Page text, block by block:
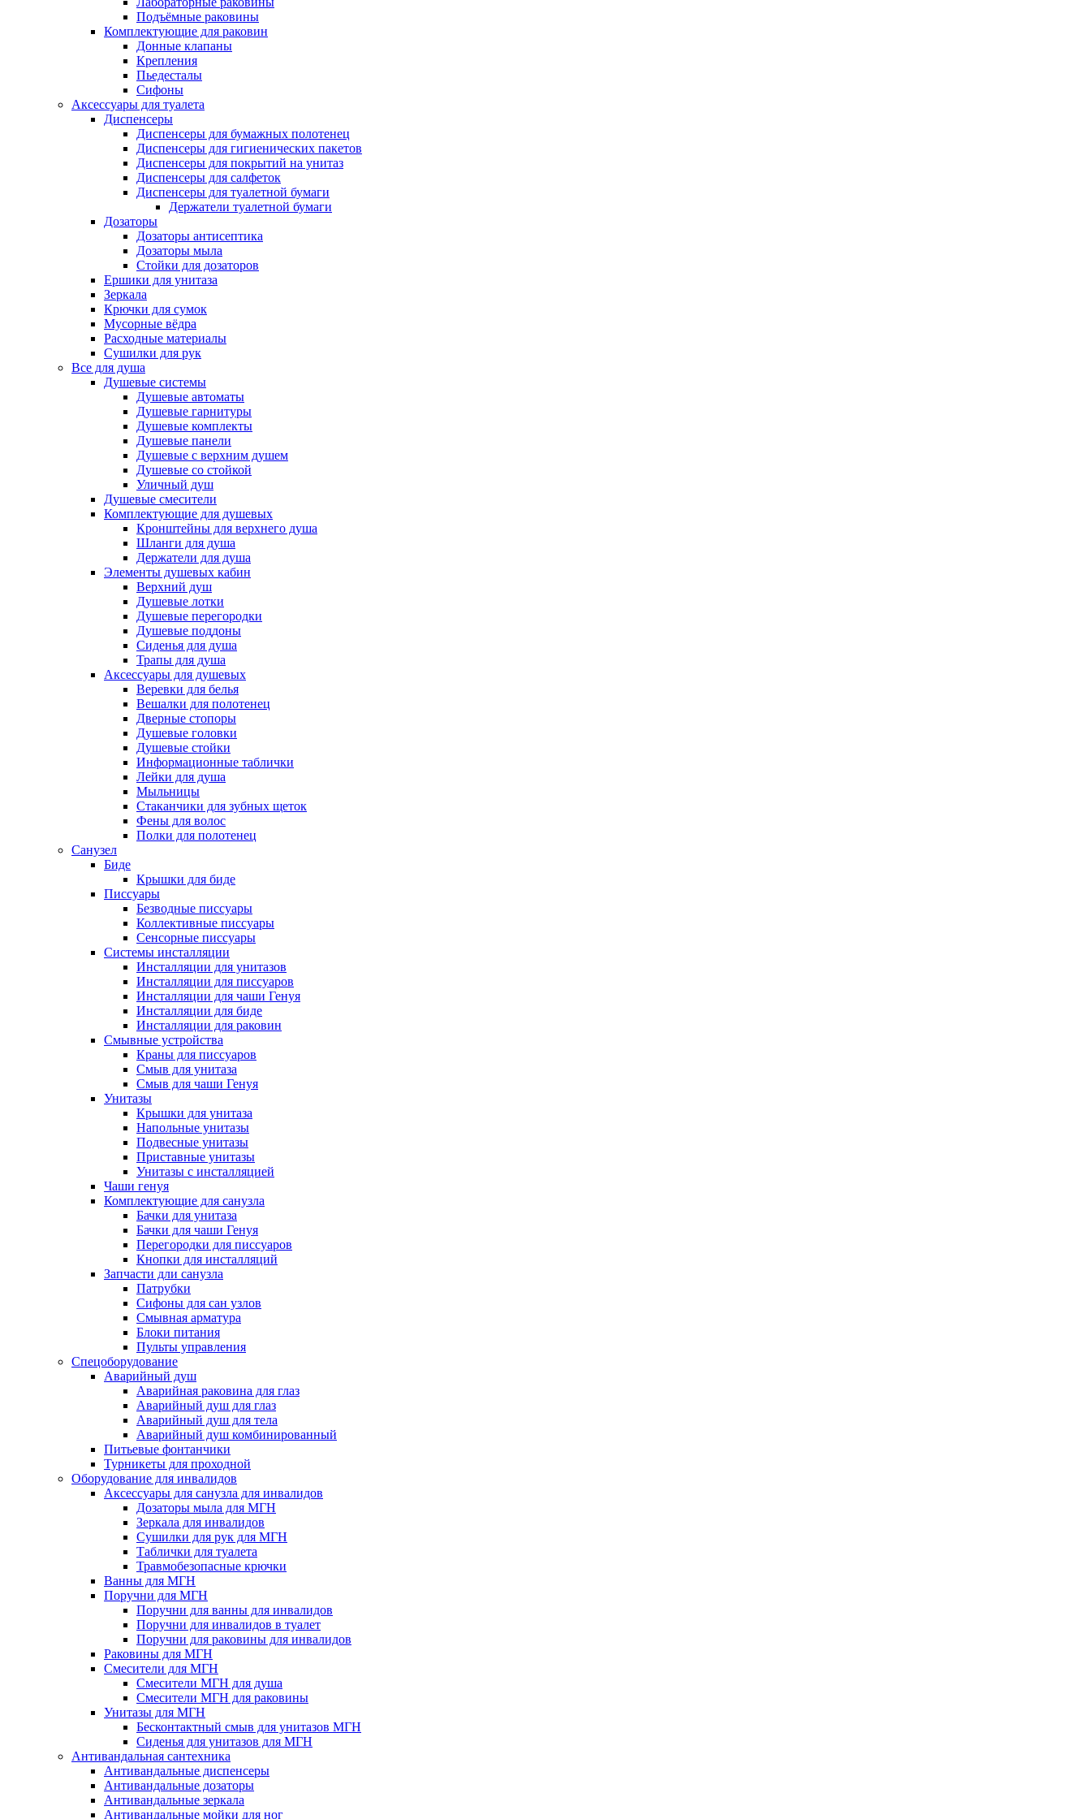
Подъёмные раковины
Комплектующие для раковин
Донные клапаны
Крепления
Пьедесталы
Сифоны
Аксессуары для туалета
Диспенсеры
Диспенсеры для бумажных полотенец
Диспенсеры для гигиенических пакетов
Диспенсеры для покрытий на унитаз
Диспенсеры для салфеток
Диспенсеры для туалетной бумаги
Держатели туалетной бумаги
Дозаторы
Дозаторы антисептика
Дозаторы мыла
Стойки для дозаторов
Ершики для унитаза
Зеркала
Крючки для сумок
Мусорные вёдра
Расходные материалы
Сушилки для рук
Все для душа
Душевые системы
Душевые автоматы
Душевые гарнитуры
Душевые комплекты
Душевые панели
Душевые с верхним душем
Душевые со стойкой
Уличный душ
Душевые смесители
Комплектующие для душевых
Кронштейны для верхнего душа
Шланги для душа
Держатели для душа
Элементы душевых кабин
Верхний душ
Душевые лотки
Душевые перегородки
Душевые поддоны
Сиденья для душа
Трапы для душа
Аксессуары для душевых
Веревки для белья
Вешалки для полотенец
Дверные стопоры
Душевые головки
Душевые стойки
Информационные таблички
Лейки для душа
Мыльницы
Стаканчики для зубных щеток
Фены для волос
Полки для полотенец
Санузел
Биде
Крышки для биде
Писсуары
Безводные писсуары
Коллективные писсуары
Сенсорные писсуары
Системы инсталляции
Инсталляции для унитазов
Инсталляции для писсуаров
Инсталляции для чаши Генуя
Инсталляции для биде
Инсталляции для раковин
Смывные устройства
Краны для писсуаров
Смыв для унитаза
Смыв для чаши Генуя
Унитазы
Крышки для унитаза
Напольные унитазы
Подвесные унитазы
Приставные унитазы
Унитазы с инсталляцией
Чаши генуя
Комплектующие для санузла
Бачки для унитаза
Бачки для чаши Генуя
Перегородки для писсуаров
Кнопки для инсталляций
Запчасти дли санузла
Патрубки
Сифоны для сан узлов
Смывная арматура
Блоки питания
Пульты управления
Спецоборудование
Аварийный душ
Аварийная раковина для глаз
Аварийный душ для глаз
Аварийный душ для тела
Аварийный душ комбинированный
Питьевые фонтанчики
Турникеты для проходной
Оборудование для инвалидов
Аксессуары для санузла для инвалидов
Дозаторы мыла для МГН
Зеркала для инвалидов
Сушилки для рук для МГН
Таблички для туалета
Травмобезопасные крючки
Ванны для МГН
Поручни для МГН
Поручни для ванны для инвалидов
Поручни для инвалидов в туалет
Поручни для раковины для инвалидов
Раковины для МГН
Смесители для МГН
Смесители МГН для душа
Смесители МГН для раковины
Унитазы для МГН
Бесконтактный смыв для унитазов МГН
Сиденья для унитазов для МГН
Антивандальная сантехника
Антивандальные диспенсеры
Антивандальные дозаторы
Антивандальные зеркала
Антивандальные мойки для ног